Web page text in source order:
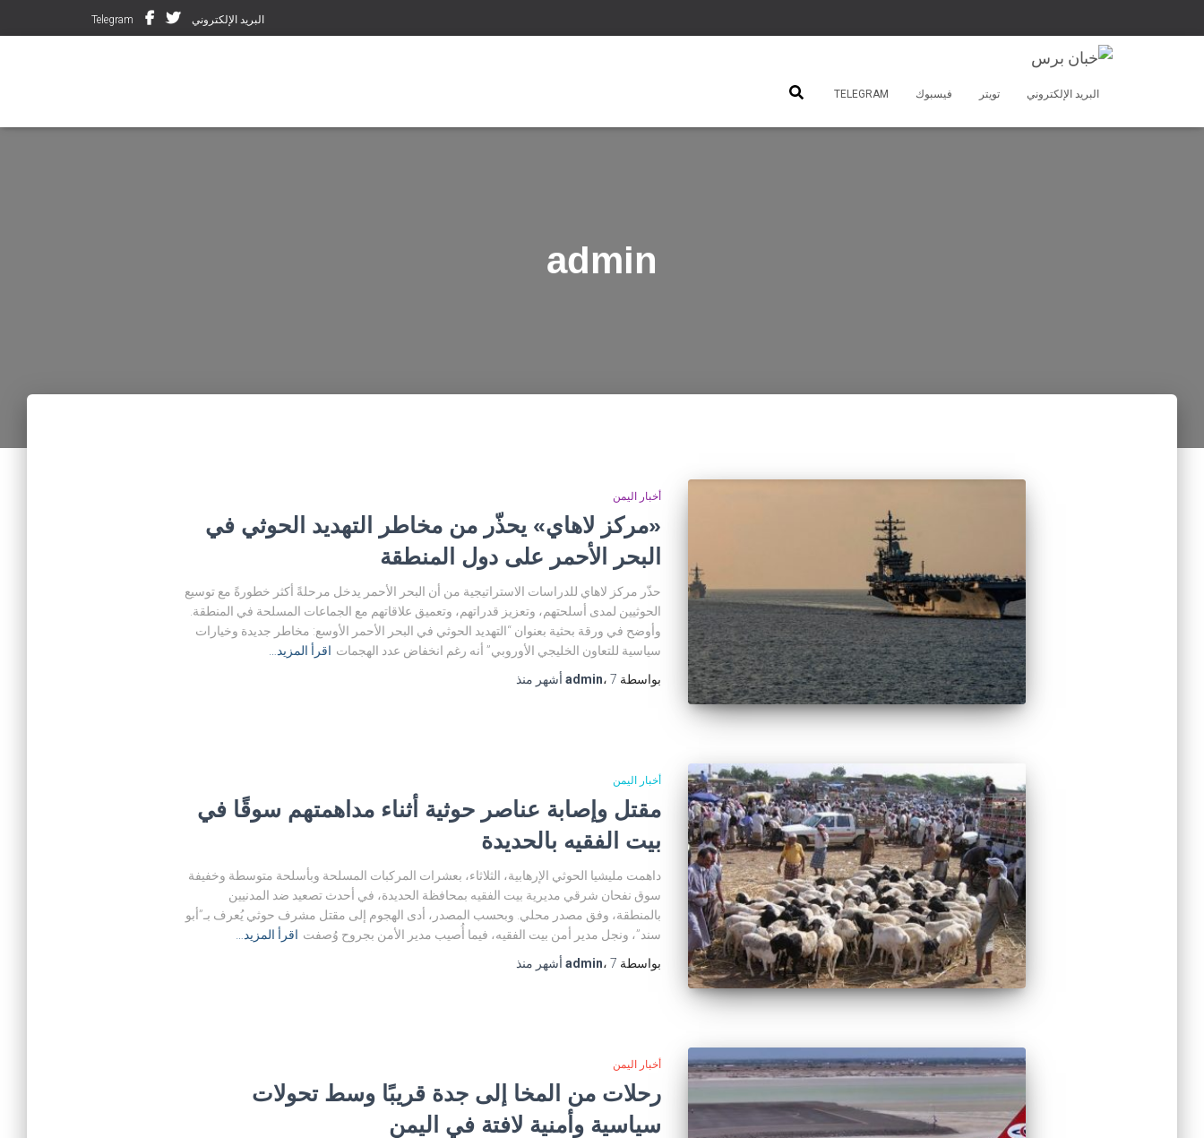
البريد الإلكتروني Telegram
البريد الإلكتروني تويتر فيسبوك TELEGRAM
admin
أخبار اليمن
«مركز لاهاي» يحذّر من مخاطر التهديد الحوثي في
البحر الأحمر على دول المنطقة
حذّر مركز لاهاي للدراسات الاستراتيجية من أن البحر الأحمر يدخل مرحلةً أكثر خطورةً مع توسيع
الحوثيين لمدى أسلحتهم، وتعزيز قدراتهم، وتعميق علاقاتهم مع الجماعات المسلحة في المنطقة.
وأوضح في ورقة بحثية بعنوان “التهديد الحوثي في البحر الأحمر الأوسع: مخاطر جديدة وخيارات
سياسية للتعاون الخليجي الأوروبي” أنه رغم انخفاض عدد الهجمات اقرأ المزيد…
بواسطة
admin،7 أشهر منذ
أخبار اليمن
مقتل وإصابة عناصر حوثية أثناء مداهمتهم سوقًا في
بيت الفقيه بالحديدة
داهمت مليشيا الحوثي الإرهابية، الثلاثاء، بعشرات المركبات المسلحة وبأسلحة متوسطة وخفيفة
سوق نفحان شرقي مديرية بيت الفقيه بمحافظة الحديدة، في أحدث تصعيد ضد المدنيين
بالمنطقة، وفق مصدر محلي. وبحسب المصدر، أدى الهجوم إلى مقتل مشرف حوثي يُعرف بـ”أبو
سند”، ونجل مدير أمن بيت الفقيه، فيما أُصيب مدير الأمن بجروح وُصفت اقرأ المزيد…
بواسطة
admin،7 أشهر منذ
أخبار اليمن
رحلات من المخا إلى جدة قريبًا وسط تحولات
سياسية وأمنية لافتة في اليمن